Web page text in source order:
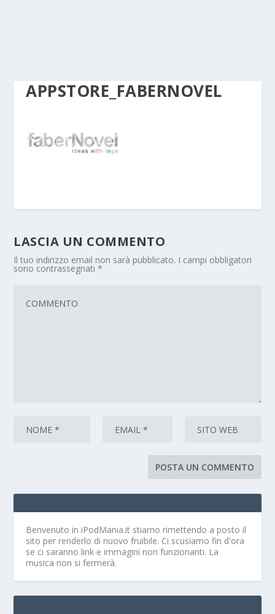
APPSTORE_FABERNOVEL
LASCIA UN COMMENTO
Il tuo indirizzo email non sarà pubblicato. I campi obbligatori
sono contrassegnati*
Benvenuto in iPodMania.it stiamo rimettendo a posto il
sito per renderlo di nuovo fruibile. Ci scusiamo fin d'ora
se ci saranno link e immagini non funzionanti. La
musica non si fermerà.